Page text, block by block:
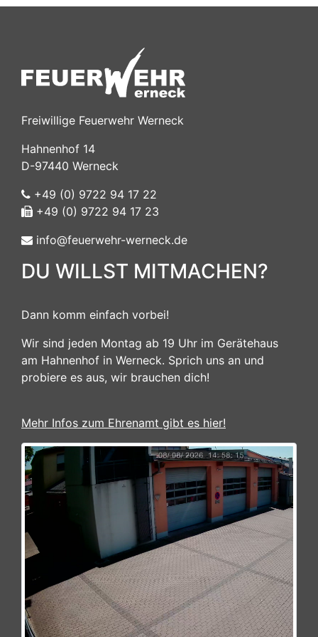
Freiwillige Feuerwehr Werneck
Hahnenhof 14
D-97440 Werneck
+49 (0) 9722 94 17 22
+49 (0) 9722 94 17 23
info@feuerwehr-werneck.de
DU WILLST MITMACHEN?
Dann komm einfach vorbei!
Wir sind jeden Montag ab 19 Uhr im Gerätehaus
am Hahnenhof in Werneck. Sprich uns an und
probiere es aus, wir brauchen dich!
Mehr Infos zum Ehrenamt gibt es hier!